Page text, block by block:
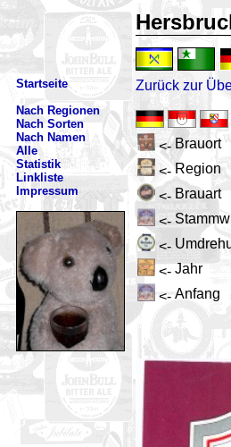
Startseite
Nach Regionen
Nach Sorten
Nach Namen
Alle
Statistik
Linkliste
Impressum
Zurück zur
<- Brauort
<- Region
<- Brauart
<-
<-
<- Jahr
<- Anfang